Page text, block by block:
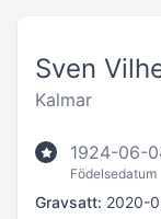
Sven
Kalmar
1924-06-
Födelsedatum
Gravsatt: 2020-